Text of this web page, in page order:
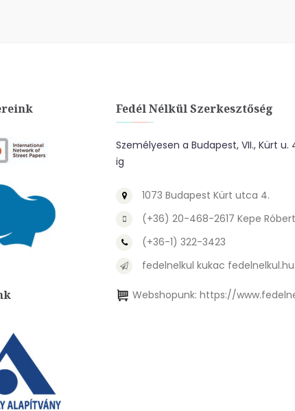
Fedél Nélkül Szerkesztőség
Személyesen a Budapest, VII., Kürt
ig
1073 Budapest Kürt utca 4.
(+36) 20-468-2617 Kepe Róbert
(+36-1) 322-3423
fedelnelkul kukac fedelnelkul.hu
Webshopunk: https://